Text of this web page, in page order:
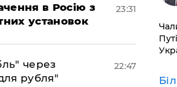
в Росію з
установок
23:31
через
рубля"
22:47